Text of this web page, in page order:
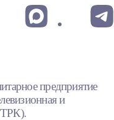
предприятие
и